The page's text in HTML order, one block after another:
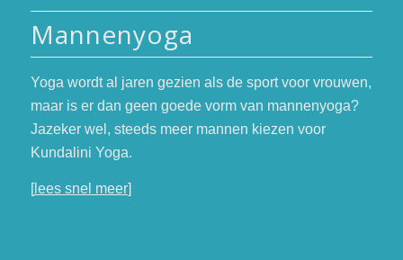
Mannenyoga
Yoga wordt al jaren gezien als de sport voor vrouwen,
maar is er dan geen goede vorm van mannenyoga?
Jazeker wel, steeds meer mannen kiezen voor
Kundalini Yoga.
[lees snel meer]